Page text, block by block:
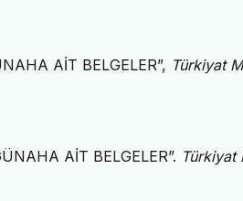
AİT BELGELER”, Türkiyat
AİT BELGELER”. Türkiyat